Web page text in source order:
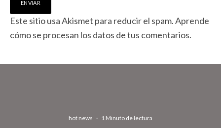
Este sitio usa Akismet para reducir el spam.Aprende
cómo se procesan los datos de tus comentarios.
hot news · 1 Minuto de lectura